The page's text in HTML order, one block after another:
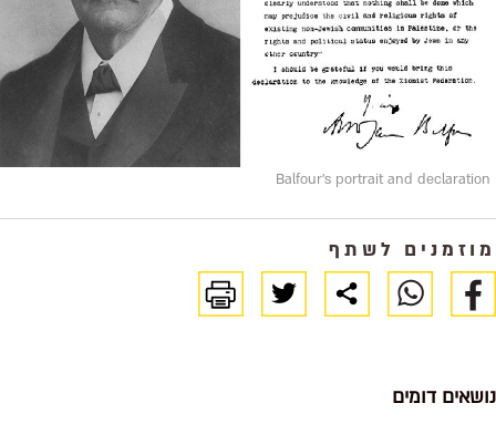
Balfour's portrait and declaration
מוזמנים לשתף
נושאים דומים